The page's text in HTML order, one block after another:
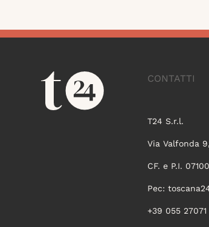
CONTATTI
T24 S.r.l.
Via Valfonda
CF. e P.I.
Pec:
+39 055 27071